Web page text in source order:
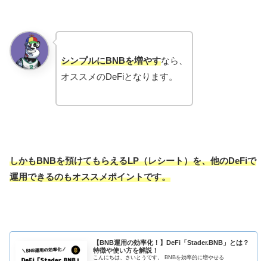
シンプルにBNBを増やすなら、
オススメのDeFiとなります。
しかもBNBを預けてもらえるLP（レシート）を、他のDeFiで
運用できるのもオススメポイントです。
【BNB運用の効率化！】DeFi「Stader.BNB」とは？
特徴や使い方を解説！
こんにちは、さいとうです。 BNBを効率的に増やせる